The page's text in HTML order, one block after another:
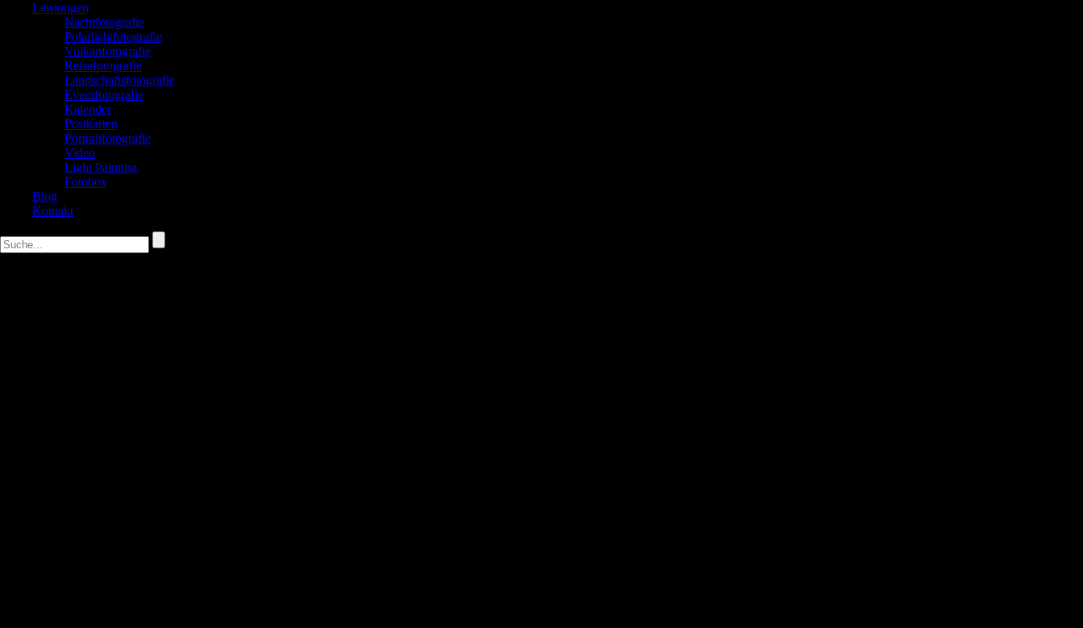
Leistungen
Nachtfotografie
Polarlichtfotografie
Vulkanfotografie
Reisefotografie
Landschaftsfotografie
Eventfotografie
Kalender
Postkarten
Portraitfotografie
Video
Light Painting
Fotobox
Blog
Kontakt